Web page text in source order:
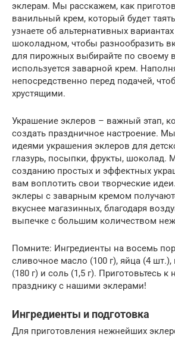
эклерам. Мы расскажем, как
ванильный крем, который будет
узнаете об альтернативных
шоколадном, чтобы разнообразить
для пирожных выбирайте по своему
используется заварной крем.
непосредственно перед подачей,
хрустящими.
Украшение эклеров – важный этап,
создать праздничное настроение.
идеями украшения эклеров для
глазурь, посыпки, фрукты, шоколад.
созданию простых и эффектных
вам воплотить свои творческие
эклеры с заварным кремом
вкуснее магазинных, благодаря
выпечке с большим количеством
Помните: Ингредиенты на восемь
сливочное масло (100 г), яйца (4
(180 г) и соль (1,5 г). Приготовьтесь
празднику с нашими эклерами!
Ингредиенты и подготовка
Для приготовления нежнейших